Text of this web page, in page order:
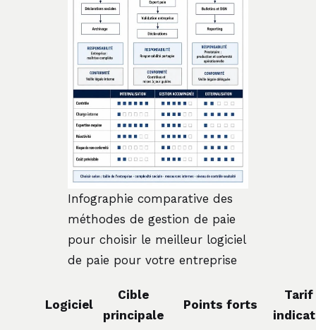
Infographie comparative des
méthodes de gestion de paie
pour choisir le meilleur logiciel
de paie pour votre entreprise
Logiciel
Cible
principale
Points forts
Tarif